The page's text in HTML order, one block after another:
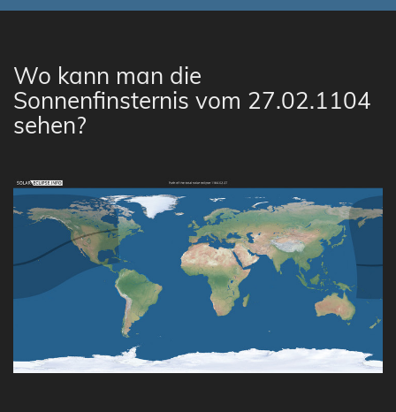
Wo kann man die
Sonnenfinsternis vom 27.02.1104
sehen?